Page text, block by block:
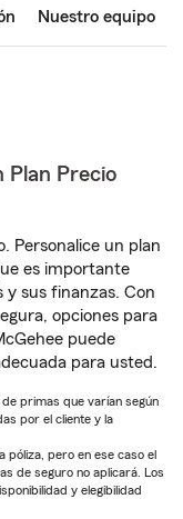
Nuestro equipo
Plan Precio
Personalice un plan
es importante
y sus finanzas. Con
opciones para
puede
para usted.
primas que varían según
por el cliente y la
póliza, pero en ese caso el
de seguro no aplicará. Los
y elegibilidad